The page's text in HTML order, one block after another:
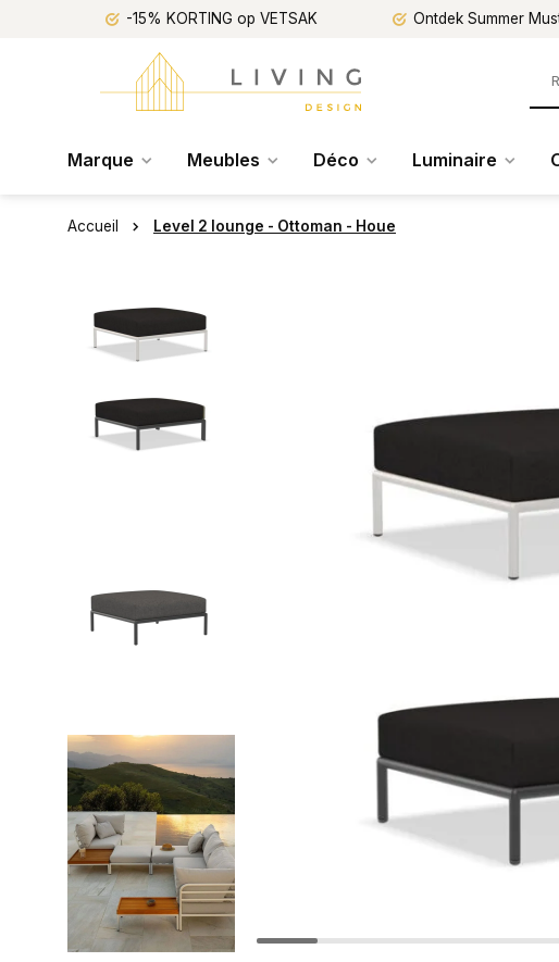
-15% KORTING op VETSAK Ontdek Summer
Marque Meubles Déco Luminaire
Accueil Level 2 lounge - Ottoman - Houe